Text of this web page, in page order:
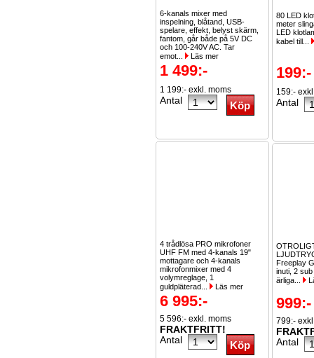
6-kanals mixer med
inspelning, blåtand, USB-
spelare, effekt, belyst skärm,
fantom, går både på 5V DC
och 100-240V AC. Tar
emot...
Läs mer
1 499:-
1 199:- exkl. moms
Antal
4 trådlösa PRO mikrofoner
UHF FM med 4-kanals 19"
mottagare och 4-kanals
mikrofonmixer med 4
volymreglage, 1
guldpläterad...
Läs mer
6 995:-
5 596:- exkl. moms
FRAKTFRITT!
Antal
80 LED
meter
LED
kabel till...
199:-
159:-
Antal
Freeplay
inuti, 2
ärliga...
999:-
799:-
Antal